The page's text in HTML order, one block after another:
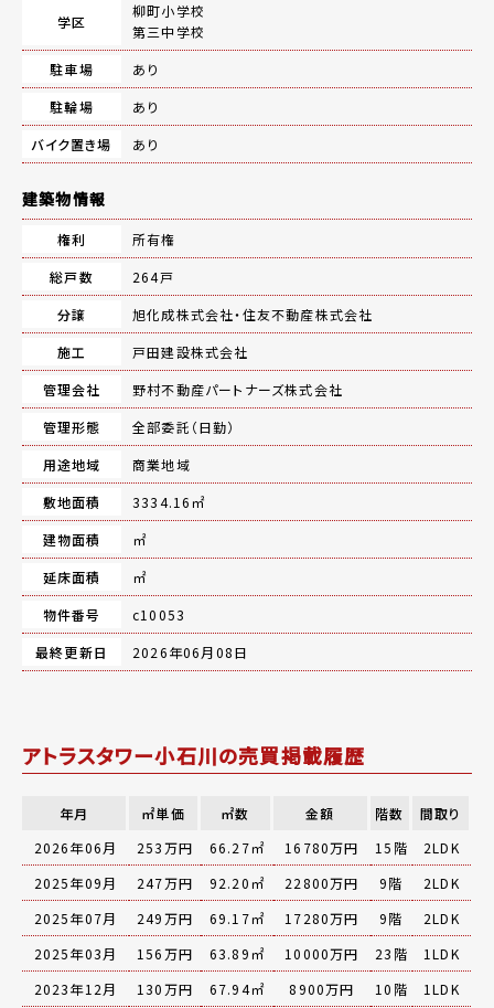
学区
柳町小学校
第三中学校
駐車場
あり
駐輪場
あり
バイク置き場
あり
建築物情報
権利
所有権
総戸数
264戸
分譲
旭化成株式会社・住友不動産株式会社
施工
戸田建設株式会社
管理会社
野村不動産パートナーズ株式会社
管理形態
全部委託（日勤）
用途地域
商業地域
敷地面積
3334.16㎡
建物面積
㎡
延床面積
㎡
物件番号
c10053
最終更新日
2026年06月08日
アトラスタワー小石川の売買掲載履歴
年月 ㎡単価 ㎡数 金額 階数
間取り
2026年06月
253万円 66.27㎡ 16780万円 15階
2LDK
2025年09月
247万円 92.20㎡ 22800万円 9階
2LDK
2025年07月
249万円 69.17㎡ 17280万円 9階
2LDK
2025年03月
156万円 63.89㎡ 10000万円 23階
1LDK
2023年12月
130万円 67.94㎡ 8900万円 10階
1LDK